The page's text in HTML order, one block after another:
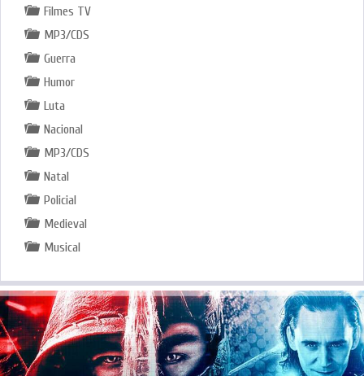
Filmes TV
MP3/CDS
Guerra
Humor
Luta
Nacional
MP3/CDS
Natal
Policial
Medieval
Musical